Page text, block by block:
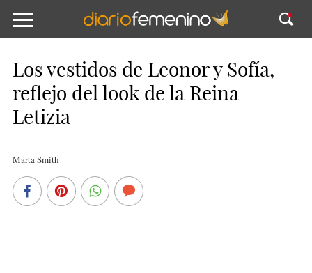
Los vestidos de Leonor y Sofía,
reflejo del look de la Reina
Letizia
Marta Smith